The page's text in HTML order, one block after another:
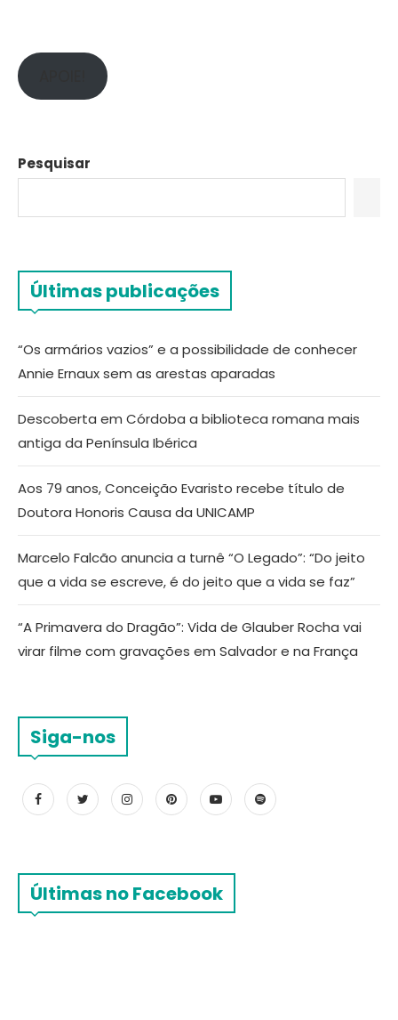
Pesquisar
Últimas publicações
“Os armários vazios” e a possibilidade de conhecer
Annie Ernaux sem as arestas aparadas
Descoberta em Córdoba a biblioteca romana mais
antiga da Península Ibérica
Aos 79 anos, Conceição Evaristo recebe título de
Doutora Honoris Causa da UNICAMP
Marcelo Falcão anuncia a turnê “O Legado”: “Do jeito
que a vida se escreve, é do jeito que a vida se faz”
“A Primavera do Dragão”: Vida de Glauber Rocha vai
virar filme com gravações em Salvador e na França
Siga-nos
Últimas no Facebook